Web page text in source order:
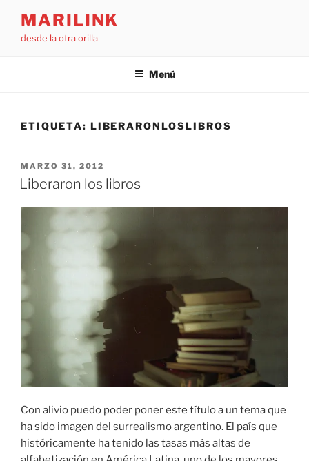
contenido
MARILINK
desde la otra orilla
Menú
ETIQUETA: LIBERARONLOSLIBROS
PUBLICADO
EL
MARZO 31, 2012
Liberaron los libros
Con alivio puedo poder poner este título a un tema que
ha sido imagen del surrealismo argentino. El país que
históricamente ha tenido las tasas más altas de